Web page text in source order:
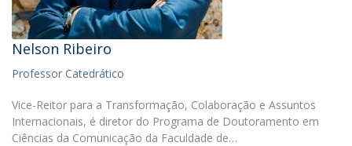
Nelson Ribeiro
Professor Catedrático
Vice-Reitor para a Transformação, Colaboração e Assuntos
Internacionais, é diretor do Programa de Doutoramento em
Ciências da Comunicação da Faculdade de…